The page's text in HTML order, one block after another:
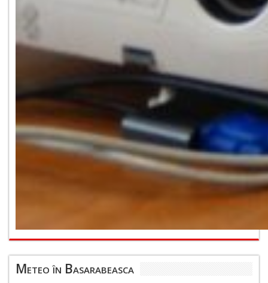
Meteo în Basarabeasca